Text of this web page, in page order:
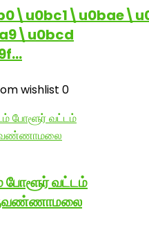
wishlist 0
வட்டம்